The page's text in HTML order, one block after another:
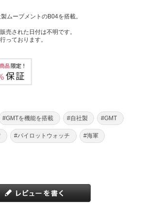
ムーブメントのB04を搭載。
売された日付は不明です。
っております。
#GMTを機能を搭載 #自社製 #GMT
#パイロットウォッチ #海軍